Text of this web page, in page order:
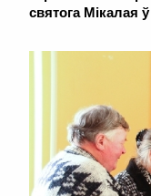
святога Мікалая